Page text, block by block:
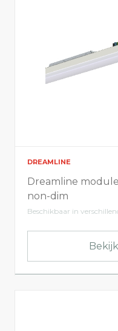
Toon alles
white
Kleurtemperatuur
DREAMLINE
Dreamline
non-dim
Beschikbaar in